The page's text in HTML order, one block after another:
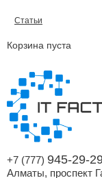
Статьи
Корзина пуста
+7 (777) 945-29-
Алматы, проспект